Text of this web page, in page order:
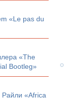
«Le pas du
«The
Bootleg»
«Africa